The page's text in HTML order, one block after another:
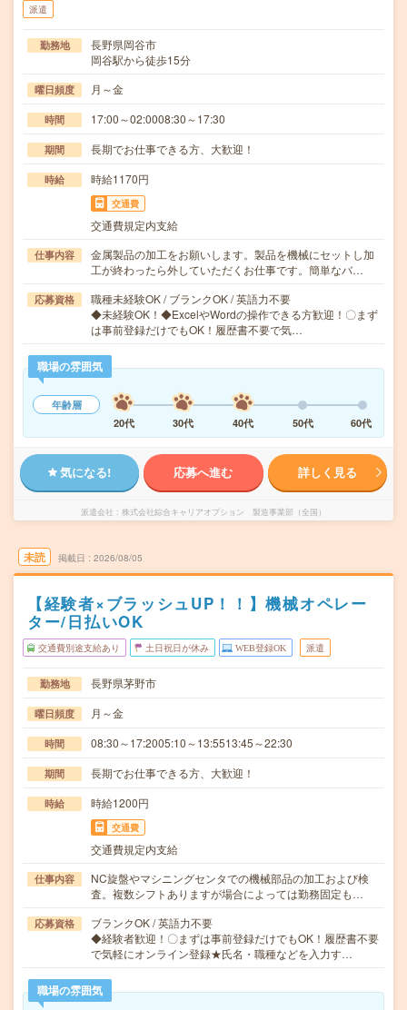
派遣
勤務地
長野県岡谷市
岡谷駅から徒歩15分
曜日頻度 月～金
時間 17:00～02:0008:30～17:30
期間 長期でお仕事できる方、大歓迎！
時給 時給1170円
交通費
交通費規定内支給
仕事内容
金属製品の加工をお願いします。製品を機械にセットし加
工が終わったら外していただくお仕事です。簡単なバ…
応募資格
職種未経験OK / ブランクOK / 英語力不要
◆未経験OK！◆ExcelやWordの操作できる方歓迎！〇まず
は事前登録だけでもOK！履歴書不要で気…
職場の雰囲気
年齢層
20代
30代 40代 50代 60代
気になる! 応募へ進む 詳しく見る
派遣会社 株式会社綜合キャリアオプション 製造事業部（全国）
未読 掲載日 2026/08/05
【経験者×ブラッシュUP！！】機械オペレー
ター/日払いOK
交通費別途支給あり 土日祝日が休み WEB登録OK 派遣
勤務地 長野県茅野市
曜日頻度 月～金
時間 08:30～17:2005:10～13:5513:45～22:30
期間 長期でお仕事できる方、大歓迎！
時給 時給1200円
交通費
交通費規定内支給
仕事内容
NC旋盤やマシニングセンタでの機械部品の加工および検
査。複数シフトありますが場合によっては勤務固定も…
応募資格
ブランクOK / 英語力不要
◆経験者歓迎！〇まずは事前登録だけでもOK！履歴書不要
で気軽にオンライン登録★氏名・職種などを入力す…
職場の雰囲気